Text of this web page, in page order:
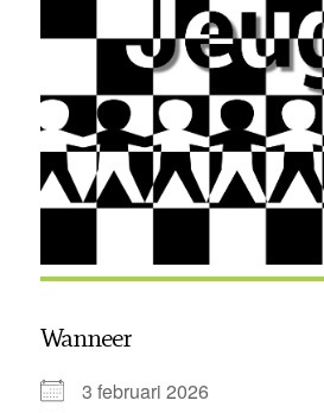
Wanneer
3 februari 2026